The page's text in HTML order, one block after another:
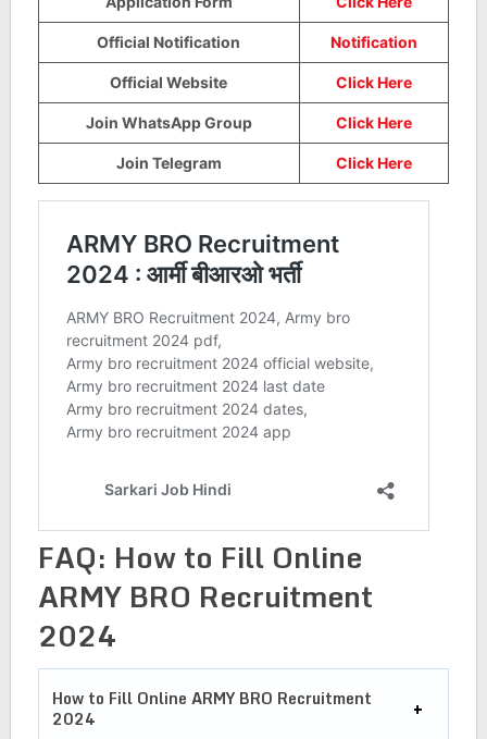
Official Notification Notification
Official Website Click Here
Join WhatsApp Group Click Here
Join Telegram Click Here
FAQ: How to Fill Online
ARMY BRO Recruitment
2024
How to Fill Online ARMY BRO Recruitment
2024